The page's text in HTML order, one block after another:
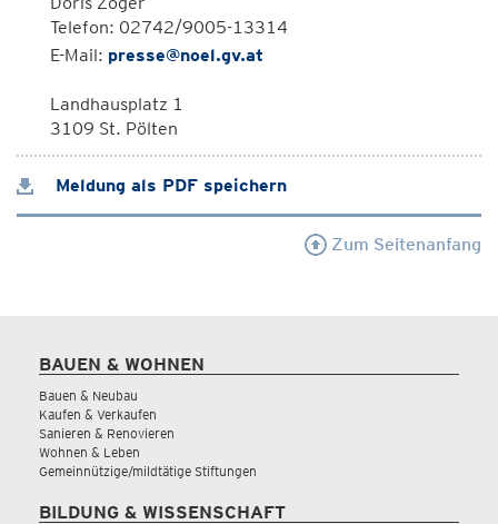
Telefon: 02742/9005-13314
E-Mail: presse@noel.gv.at
Landhausplatz 1
3109 St. Pölten
Meldung als PDF speichern
Zum Seitenanfang
BAUEN & WOHNEN
Bauen & Neubau
Kaufen & Verkaufen
Sanieren & Renovieren
Wohnen & Leben
Gemeinnützige/mildtätige Stiftungen
BILDUNG & WISSENSCHAFT